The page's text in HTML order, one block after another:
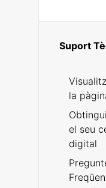
Suport
la
el seu
digital